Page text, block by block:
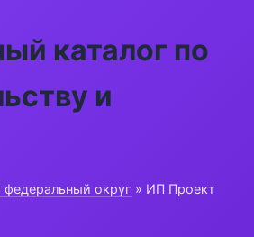
каталог по
и
федеральный округ » ИП Проект